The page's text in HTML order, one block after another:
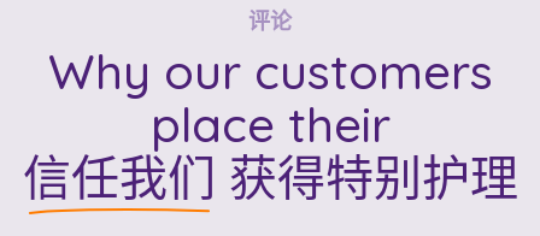
评论
Why our customers
place their
信任我们 获得特别护理